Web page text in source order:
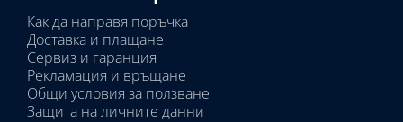
Как да направя поръчка
Доставка и плащане
Сервиз и гаранция
Рекламация и връщане
Общи условия за ползване
Защита на личните данни